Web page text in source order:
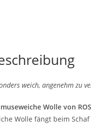
weich, angenehm zu
Wolle von
Wolle fängt beim